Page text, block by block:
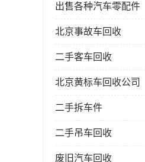
出售各种汽车零配件
北京事故车回收
二手客车回收
北京黄标车回收公司
二手拆车件
二手吊车回收
废旧汽车回收